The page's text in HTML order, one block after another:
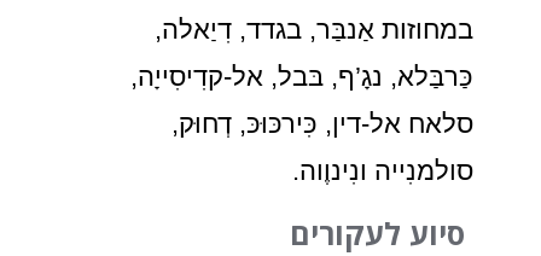
במחוזות אַנבַּר, בגדד, דִיַאלה,
כַּרבַּלא, נגָ’ף, בּבל, אל-קדִיסִייָה,
סלאח אל-דין, כִּירכּוּכּ, דְחוּק,
סולמנִייה ונִינוֶוה.
סיוע לעקורים